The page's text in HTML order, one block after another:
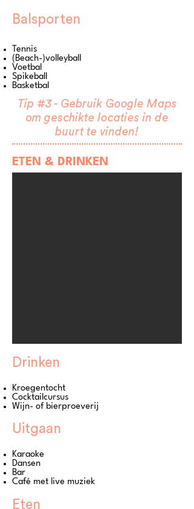
Balsporten
Tennis
(Beach-)volleyball
Voetbal
Spikeball
Basketbal
Tip #3 - Gebruik Google Maps
om geschikte locaties in de
buurt te vinden!
ETEN & DRINKEN
Drinken
Kroegentocht
Cocktailcursus
Wijn- of bierproeverij
Uitgaan
Karaoke
Dansen
Bar
Café met live muziek
Eten